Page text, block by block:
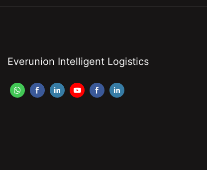
Everunion Intelligent Logistics